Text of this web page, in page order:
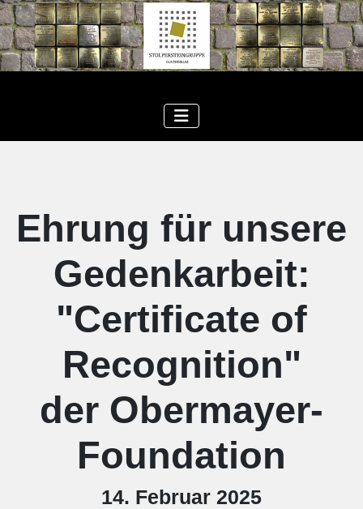
Ehrung für unsere
Gedenkarbeit:
"Certificate of
Recognition"
der Obermayer-
Foundation
14. Februar 2025